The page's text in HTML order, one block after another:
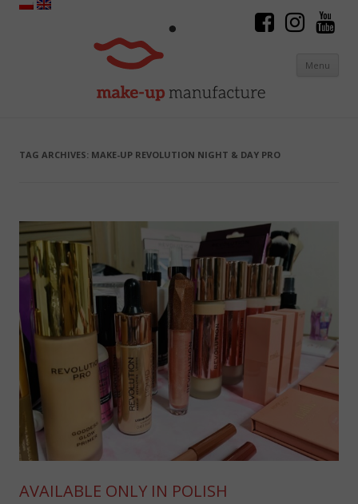
Menu
TAG ARCHIVES: MAKE-UP REVOLUTION NIGHT & DAY PRO
AVAILABLE ONLY IN POLISH